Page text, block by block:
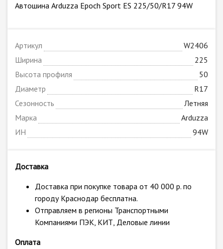
Автошина Arduzza Epoch Sport ES 225/50/R17 94W
Артикул
W2406
Ширина
225
Высота профиля
50
Диаметр
R17
Сезонность
Летняя
Марка
Arduzza
ИН
94W
Доставка
Доставка при покупке товара от 40 000 р. по
городу Краснодар бесплатна.
Отправляем в регионы Транспортными
Компаниями ПЭК, КИТ, Деловые линии
Оплата